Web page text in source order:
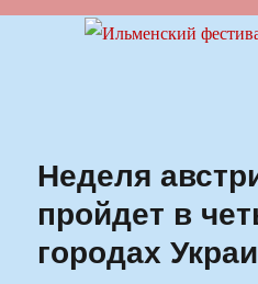
Ильменский
Неделя
пройдет в
городах